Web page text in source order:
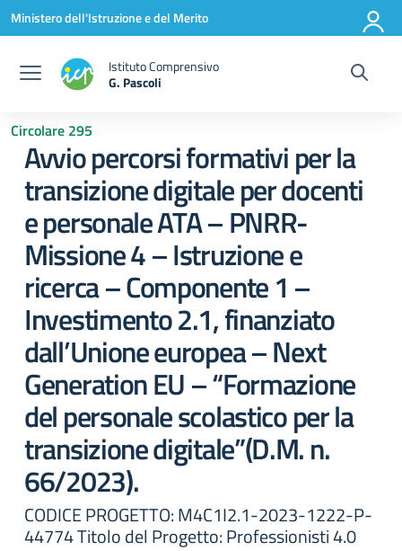
Vai ai contenuti
Vai al menu di navigazione
Vai al footer
Ministero dell'Istruzione e del Merito
Istituto Comprensivo
G. Pascoli
Circolare 295
Avvio percorsi formativi per la
transizione digitale per docenti
e personale ATA – PNRR-
Missione 4 – Istruzione e
ricerca – Componente 1 –
Investimento 2.1, finanziato
dall’Unione europea – Next
Generation EU – “Formazione
del personale scolastico per la
transizione digitale”(D.M. n.
66/2023).
CODICE PROGETTO: M4C1I2.1-2023-1222-P-
44774 Titolo del Progetto: Professionisti 4.0